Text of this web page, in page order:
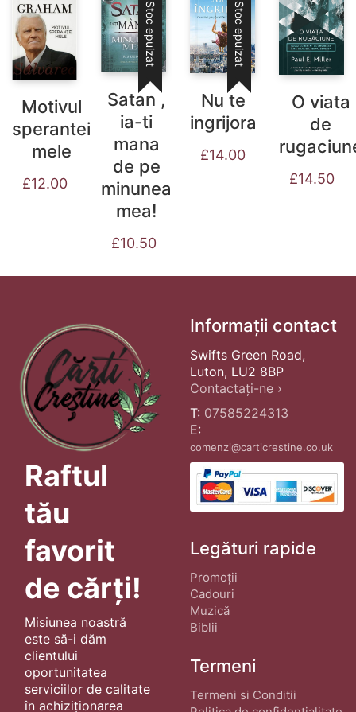
Motivul
sperantei
mele
£12.00
Stoc epuizat
Satan ,
ia-ti
mana
de pe
minunea
mea!
£10.50
Stoc epuizat
Nu te
ingrijora
£14.00
O viata
de
£14.50
Raftul
tău
favorit
de cărți!
Misiunea noastră
este să-i dăm
clientului
oportunitatea
serviciilor de calitate
în achiziționarea
Informații contact
Swifts Green Road,
Luton, LU2 8BP
Contactați-ne ›
T: 07585224313
E:
comenzi@carticrestine.co.uk
Legături rapide
Promoții
Cadouri
Muzică
Biblii
Termeni
Termeni si Conditii